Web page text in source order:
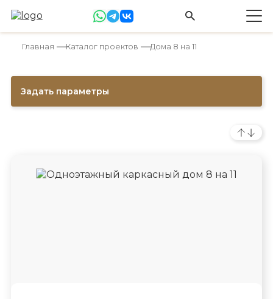
Главная Каталог проектов Дома 8 на 11
Задать параметры